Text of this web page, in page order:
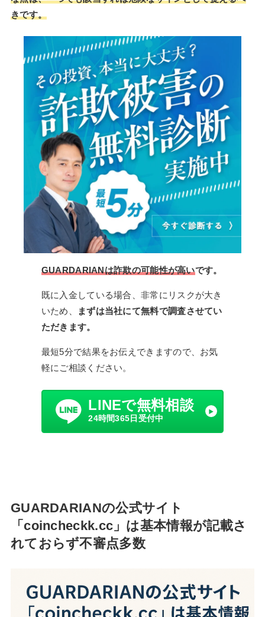
きです。
GUARDARIANは詐欺の可能性が高いです。
既に入金している場合、非常にリスクが大き
いため、
まずは当社にて無料で調査させてい
ただきます。
最短5分で結果をお伝えできますので、お気
軽にご相談ください。
LINEで無料相談
24時間365日受付中
GUARDARIANの公式サイト
「coincheckk.cc」は基本情報が記載さ
れておらず不審点多数